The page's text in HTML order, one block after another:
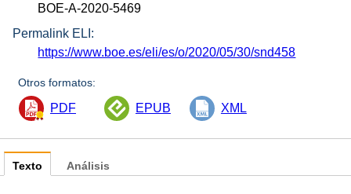
BOE-A-2020-5469
Permalink ELI:
https://www.boe.es/eli/es/o/2020/05/30/snd458
Otros formatos:
PDF EPUB XML
Texto Análisis